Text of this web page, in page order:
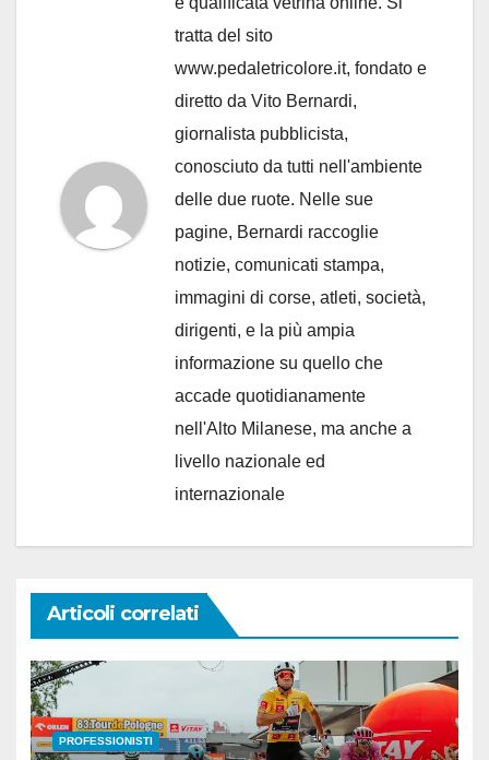
tratta del sito
www.pedaletricolore.it, fondato e
diretto da Vito Bernardi,
giornalista pubblicista,
conosciuto da tutti nell'ambiente
delle due ruote. Nelle sue
pagine, Bernardi raccoglie
notizie, comunicati stampa,
immagini di corse, atleti, società,
dirigenti, e la più ampia
informazione su quello che
accade quotidianamente
nell'Alto Milanese, ma anche a
livello nazionale ed
internazionale
Articoli correlati
PROFESSIONISTI